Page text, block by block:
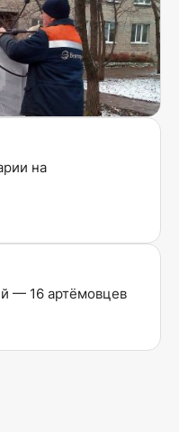
«Артёмовцам-
на
— 16 артёмовцев